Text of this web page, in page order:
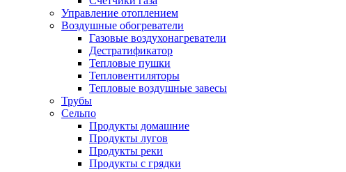
Управление отоплением
Воздушные обогреватели
Газовые воздухонагреватели
Дестратификатор
Тепловые пушки
Тепловентиляторы
Тепловые воздушные завесы
Трубы
Сельпо
Продукты домашние
Продукты лугов
Продукты реки
Продукты с грядки